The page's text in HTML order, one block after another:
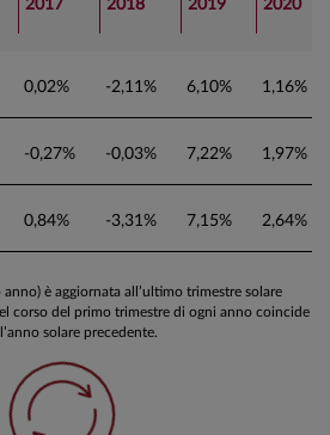
2017 2018 2019 2020
0,02% -2,11% 6,10% 1,16%
-0,27% -0,03% 7,22% 1,97%
0,84% -3,31% 7,15% 2,64%
è aggiornata all’ultimo trimestre solare
corso del primo trimestre di ogni anno coincide
solare precedente.